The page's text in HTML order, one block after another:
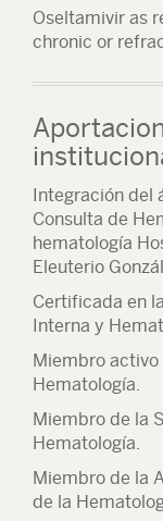
Oseltamivir as
chronic or
Integración del
Consulta de
hematología
Eleuterio
Certificada en
Interna y
Miembro activo
Hematología.
Miembro de la
Hematología.
Miembro de la
de la